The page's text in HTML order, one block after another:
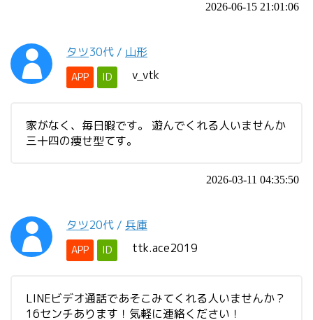
2026-06-15 21:01:06
タツ30代 / 山形
APP ID v_vtk
家がなく、毎日暇です。 遊んでくれる人いませんか
三十四の痩せ型てす。
2026-03-11 04:35:50
タツ20代 / 兵庫
APP ID ttk.ace2019
LINEビデオ通話であそこみてくれる人いませんか？
16センチあります！気軽に連絡ください！